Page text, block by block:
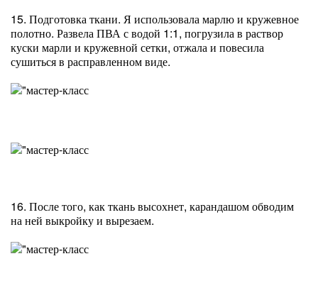
15. Подготовка ткани. Я использовала марлю и кружевное
полотно. Развела ПВА с водой 1:1, погрузила в раствор
куски марли и кружевной сетки, отжала и повесила
сушиться в расправленном виде.
16. После того, как ткань высохнет, карандашом обводим
на ней выкройку и вырезаем.